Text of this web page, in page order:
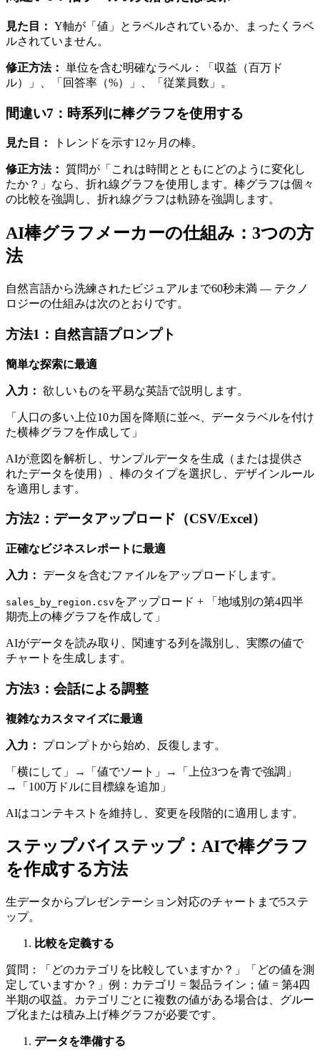
見た目： Y軸が「値」とラベルされているか、まったくラベ
ルされていません。
修正方法： 単位を含む明確なラベル：「収益（百万ド
ル）」、「回答率（%）」、「従業員数」。
間違い7：時系列に棒グラフを使用する
見た目： トレンドを示す12ヶ月の棒。
修正方法：
質問が「これは時間とともにどのように変化し
たか？」なら、折れ線グラフを使用します。棒グラフは個々
の比較を強調し、折れ線グラフは軌跡を強調します。
AI棒グラフメーカーの仕組み：3つの方
法
自然言語から洗練されたビジュアルまで60秒未満 — テクノ
ロジーの仕組みは次のとおりです。
方法1：自然言語プロンプト
簡単な探索に最適
入力： 欲しいものを平易な英語で説明します。
「人口の多い上位10カ国を降順に並べ、データラベルを付け
た横棒グラフを作成して」
AIが意図を解析し、サンプルデータを生成（または提供さ
れたデータを使用）、棒のタイプを選択し、デザインルール
を適用します。
方法2：データアップロード（CSV/Excel）
正確なビジネスレポートに最適
入力： データを含むファイルをアップロードします。
sales_by_region.csv をアップロード + 「地域別の第4四半
期売上の棒グラフを作成して」
AIがデータを読み取り、関連する列を識別し、実際の値で
チャートを生成します。
方法3：会話による調整
複雑なカスタマイズに最適
入力： プロンプトから始め、反復します。
「横にして」→「値でソート」→「上位3つを青で強調」
→「100万ドルに目標線を追加」
AIはコンテキストを維持し、変更を段階的に適用します。
ステップバイステップ：AIで棒グラフ
を作成する方法
生データからプレゼンテーション対応のチャートまで5ステ
ップ。
比較を定義する
質問：「どのカテゴリを比較していますか？」「どの値を測
定していますか？」例：カテゴリ = 製品ライン；値 = 第4四
半期の収益。カテゴリごとに複数の値がある場合は、グルー
プ化または積み上げ棒グラフが必要です。
データを準備する